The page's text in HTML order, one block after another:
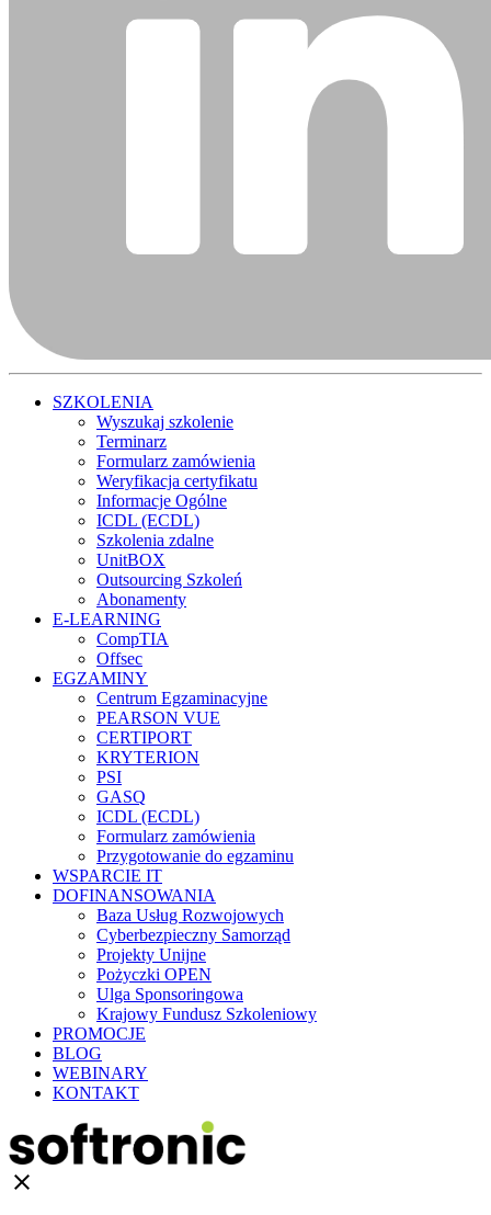
SZKOLENIA
Wyszukaj szkolenie
Terminarz
Formularz zamówienia
Weryfikacja certyfikatu
Informacje Ogólne
ICDL (ECDL)
Szkolenia zdalne
UnitBOX
Outsourcing Szkoleń
Abonamenty
E-LEARNING
CompTIA
Offsec
EGZAMINY
Centrum Egzaminacyjne
PEARSON VUE
CERTIPORT
KRYTERION
PSI
GASQ
ICDL (ECDL)
Formularz zamówienia
Przygotowanie do egzaminu
WSPARCIE IT
DOFINANSOWANIA
Baza Usług Rozwojowych
Cyberbezpieczny Samorząd
Projekty Unijne
Pożyczki OPEN
Ulga Sponsoringowa
Krajowy Fundusz Szkoleniowy
PROMOCJE
BLOG
WEBINARY
KONTAKT
clear